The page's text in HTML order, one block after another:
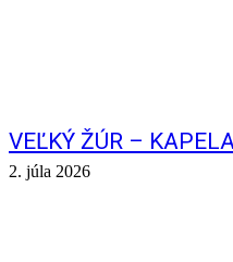
VEĽKÝ ŽÚR –
2. júla 2026